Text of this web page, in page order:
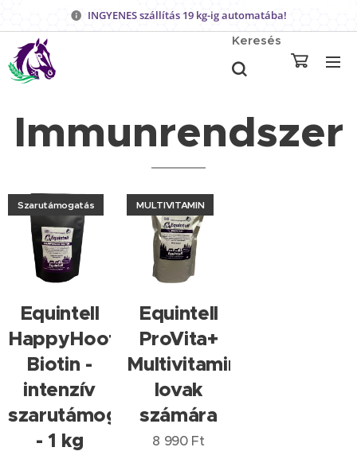
INGYENES szállítás 19 kg-ig automatába!
Keresés
Immunrendszer
Equintell
HappyHoof
Biotin -
intenzív
szarutámogatás
- 1 kg
Szarutámogatás
Equintell
ProVita+
Multivitamin
lovak
számára
MULTIVITAMIN
8 990Ft